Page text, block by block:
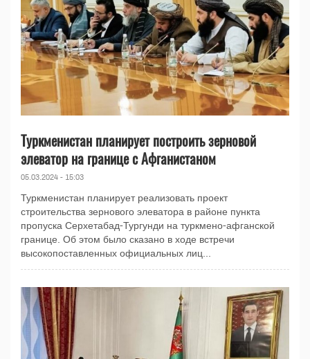
Туркменистан планирует построить зерновой
элеватор на границе с Афганистаном
05.03.2024 - 15:03
Туркменистан планирует реализовать проект
строительства зернового элеватора в районе пункта
пропуска Серхетабад-Тургунди на туркмено-афганской
границе. Об этом было сказано в ходе встречи
высокопоставленных официальных лиц...